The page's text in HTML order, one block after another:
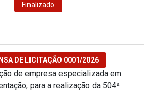
Finalizado
DE LICITAÇÃO 0001/2026
de empresa especializada em
para a realização da 504ª